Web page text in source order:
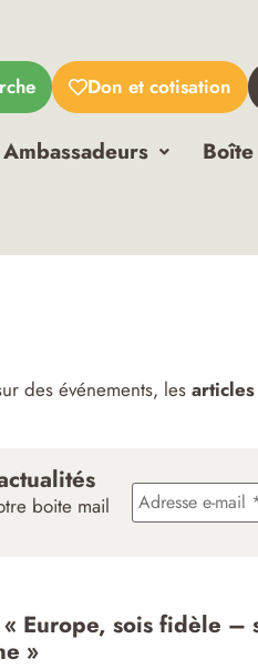
Don et cotisation
Ambassadeurs
des événements, les
boite mail
Europe, sois fidèle –
»